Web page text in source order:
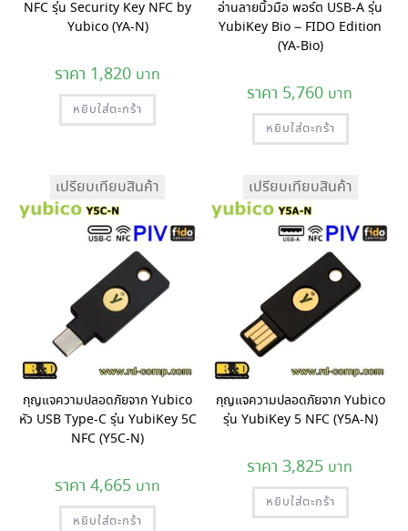
NFC รุ่น Security Key NFC by
Yubico (YA-N)
1,820
หยิบใส่ตะกร้า
อ่านลายนิ้วมือ พอร์ต USB-A รุ่น
YubiKey Bio – FIDO Edition
(YA-Bio)
5,760
หยิบใส่ตะกร้า
เปรียบเทียบสินค้า
กุญแจความปลอดภัยจาก Yubico
หัว USB Type-C รุ่น YubiKey 5C
NFC (Y5C-N)
4,665
หยิบใส่ตะกร้า
เปรียบเทียบสินค้า
กุญแจความปลอดภัยจาก Yubico
รุ่น YubiKey 5 NFC (Y5A-N)
3,825
หยิบใส่ตะกร้า